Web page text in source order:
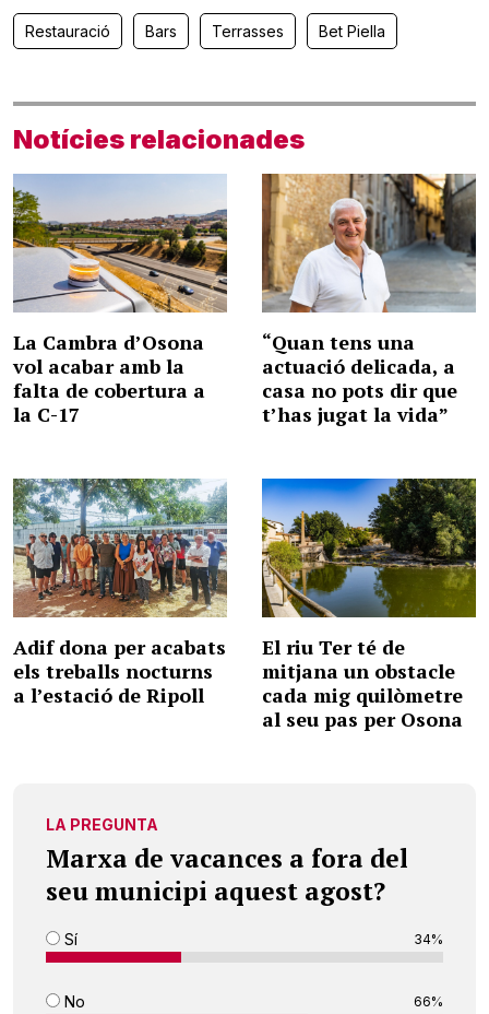
Restauració Bars Terrasses Bet Piella
Notícies relacionades
La Cambra d’Osona
vol acabar amb la
falta de cobertura a
la C-17
“Quan tens una
actuació delicada, a
casa no pots dir que
t’has jugat la vida”
Adif dona per acabats
els treballs nocturns
a l’estació de Ripoll
El riu Ter té de
mitjana un obstacle
cada mig quilòmetre
al seu pas per Osona
LA PREGUNTA
Marxa de vacances a fora del
seu municipi aquest agost?
Sí 34%
No 66%